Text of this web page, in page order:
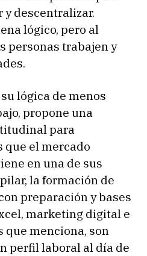
y descentralizar.
lógico, pero al
personas trabajen y
lógica de menos
propone una
para
que el mercado
en una de sus
la formación de
preparación y bases
marketing digital e
menciona, son
perfil laboral al día de